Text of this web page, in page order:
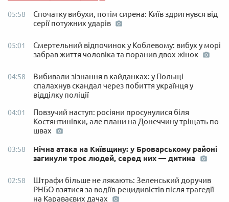
05:58
Спочатку вибухи, потім сирена: Київ здригнувся від
серії потужних ударів
05:01
Смертельний відпочинок у Коблевому: вибух у морі
забрав життя чоловіка та поранив двох жінок
04:58
Вибивали зізнання в кайданках: у Польщі
спалахнув скандал через побиття українця у
відділку поліції
04:01
Повзучий наступ: росіяни просунулися біля
Костянтинівки, але плани на Донеччину тріщать по
швах
03:58
Нічна атака на Київщину: у Броварському районі
загинули троє людей, серед них — дитина
02:58
Штрафи більше не лякають: Зеленський доручив
РНБО взятися за водіїв-рецидивістів після трагедії
на Караваєвих дачах